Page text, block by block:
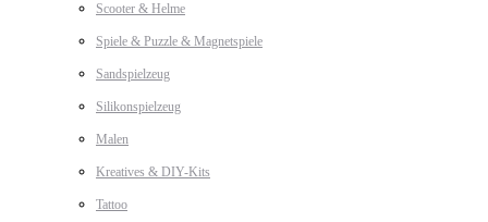
Scooter & Helme
Spiele & Puzzle & Magnetspiele
Sandspielzeug
Silikonspielzeug
Malen
Kreatives & DIY-Kits
Tattoo